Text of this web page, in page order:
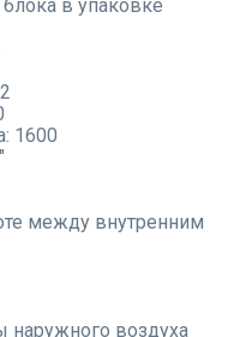
в упаковке
1600
между внутренним
наружного воздуха